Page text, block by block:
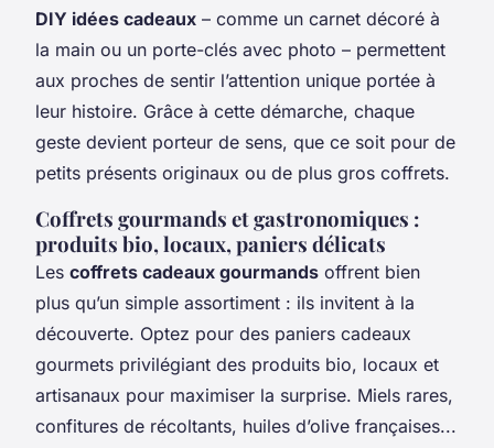
DIY idées cadeaux – comme un carnet décoré à
la main ou un porte-clés avec photo – permettent
aux proches de sentir l’attention unique portée à
leur histoire. Grâce à cette démarche, chaque
geste devient porteur de sens, que ce soit pour de
petits présents originaux ou de plus gros coffrets.
Coffrets gourmands et gastronomiques :
produits bio, locaux, paniers délicats
Les coffrets cadeaux gourmands offrent bien
plus qu’un simple assortiment : ils invitent à la
découverte. Optez pour des paniers cadeaux
gourmets privilégiant des produits bio, locaux et
artisanaux pour maximiser la surprise. Miels rares,
confitures de récoltants, huiles d’olive françaises...